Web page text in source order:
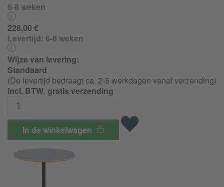
6-8 weken
228,00 €
Levertijd: 6-8 weken
Wijze van levering:
Standaard
(De levertijd bedraagt ca. 2-5 werkdagen vanaf verzending)
incl. BTW, gratis verzending
In de winkelwagen